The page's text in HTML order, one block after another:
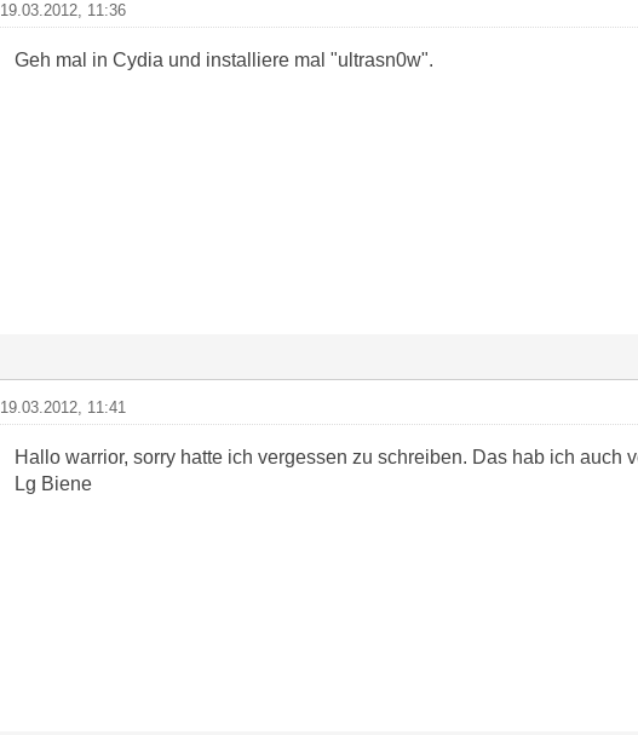
19.03.2012, 11:36
Geh mal in Cydia und installiere mal "ultrasn0w".
19.03.2012, 11:41
Hallo warrior, sorry hatte ich vergessen zu schreiben. Das hab ich auch
Lg Biene